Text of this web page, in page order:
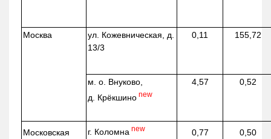
Москва ул. Кожевническая , д.
13/3
0,11 155,72
м. о. Внуково,
д. Крёкшино new
4,57 0,52
Московская
г. Коломна new 0,77 0,50